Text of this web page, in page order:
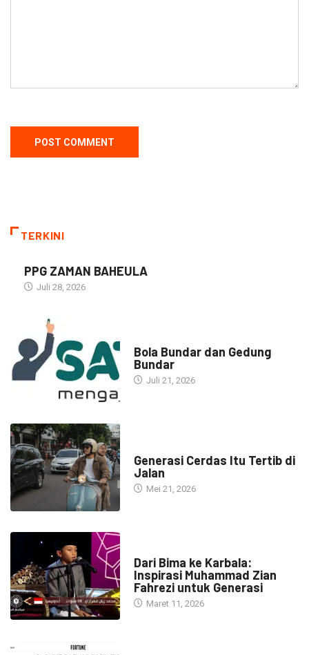
TERKINI
PPG ZAMAN BAHEULA
Juli 28, 2026
Bola Bundar dan Gedung
Bundar
Juli 21, 2026
Generasi Cerdas Itu Tertib di
Jalan
Mei 21, 2026
Dari Bima ke Karbala:
Inspirasi Muhammad Zian
Fahrezi untuk Generasi
Maret 11, 2026